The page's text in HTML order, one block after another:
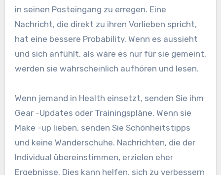
in seinen Posteingang zu erregen. Eine
Nachricht, die direkt zu ihren Vorlieben spricht,
hat eine bessere Probability. Wenn es aussieht
und sich anfühlt, als wäre es nur für sie gemeint,
werden sie wahrscheinlich aufhören und lesen.
Wenn jemand in Health einsetzt, senden Sie ihm
Gear -Updates oder Trainingspläne. Wenn sie
Make -up lieben, senden Sie Schönheitstipps
und keine Wanderschuhe. Nachrichten, die der
Individual übereinstimmen, erzielen eher
Ergebnisse. Dies kann helfen, sich zu verbessern